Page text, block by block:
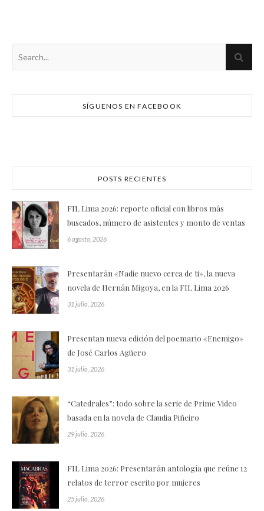
SÍGUENOS EN FACEBOOK
POSTS RECIENTES
FIL Lima 2026: reporte oficial con libros más
buscados, número de asistentes y monto de ventas
6 agosto, 2026
Presentarán «Nadie nuevo cerca de ti», la nueva
novela de Hernán Migoya, en la FIL Lima 2026
31 julio, 2026
Presentan nueva edición del poemario «Enemigo»
de José Carlos Agüero
31 julio, 2026
“Catedrales”: todo sobre la serie de Prime Video
basada en la novela de Claudia Piñeiro
29 julio, 2026
FIL Lima 2026: Presentarán antología que reúne 12
relatos de terror escrito por mujeres
25 julio, 2026